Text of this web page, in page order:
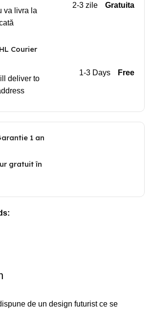
va livra la
2-3 zile Gratuita
Courier
deliver to
1-3 Days Free
1 an
gratuit în
de un design futurist ce se